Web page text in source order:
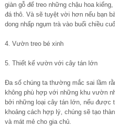
giàn gỗ để treo những chậu hoa
đá thô. Và sẽ tuyệt vời hơn nếu bạn
dong nhấp ngụm trà vào buổi chiều
4. Vườn treo bé xinh
5. Thiết kế vườn với cây tán lớn
Đa số chúng ta thường mắc sai lầm
không phù hợp với những khu vườn
bởi những loại cây tán lớn, nếu được
khoảng cách hợp lý, chúng sẽ tạo
và mát mẻ cho gia chủ.